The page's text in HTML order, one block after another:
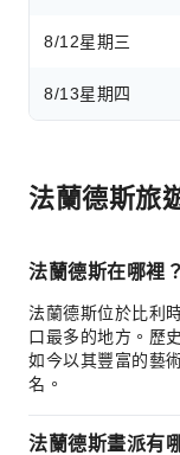
8/12星期三
8/13星期四
法蘭德斯旅
法蘭德斯在哪裡？
法蘭德斯位於比利
口最多的地方。歷
如今以其豐富的藝
名。
法蘭德斯畫派有